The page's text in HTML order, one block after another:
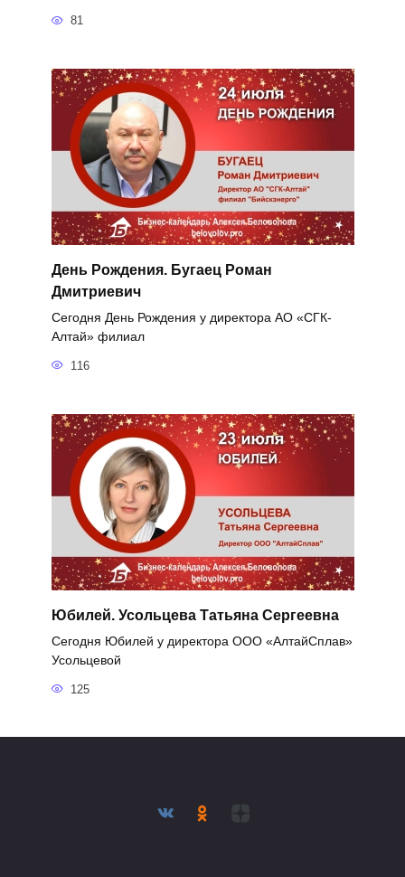
81
День Рождения. Бугаец Роман
Дмитриевич
Сегодня День Рождения у директора АО «СГК-
Алтай» филиал
116
Юбилей. Усольцева Татьяна Сергеевна
Сегодня Юбилей у директора ООО «АлтайСплав»
Усольцевой
125